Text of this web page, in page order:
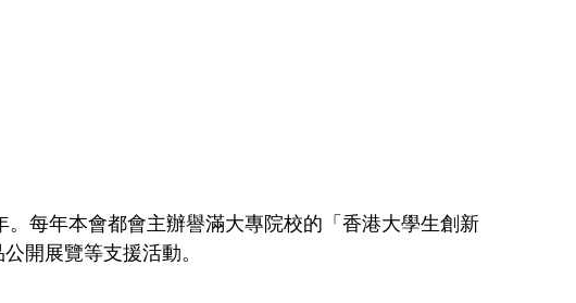
每年本會都會主辦譽滿大專院校的「香港大學生創新
開展覽等支援活動。